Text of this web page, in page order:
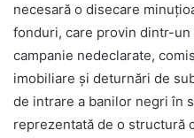
necesară o disecare
fonduri, care provin dintr-
campanie nedeclarate,
imobiliare și deturnări de
de intrare a banilor negri în
reprezentată de o structură